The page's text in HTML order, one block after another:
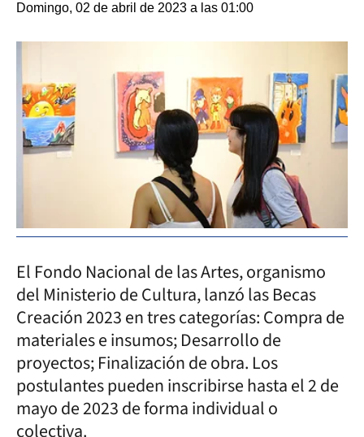
Domingo, 02 de abril de 2023 a las 01:00
El Fondo Nacional de las Artes, organismo
del Ministerio de Cultura, lanzó las Becas
Creación 2023 en tres categorías: Compra de
materiales e insumos; Desarrollo de
proyectos; Finalización de obra. Los
postulantes pueden inscribirse hasta el 2 de
mayo de 2023 de forma individual o
colectiva.